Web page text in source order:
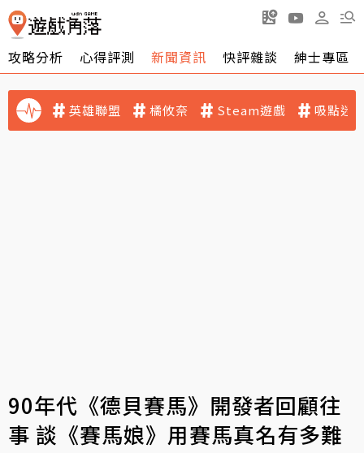
攻略分析 心得評測 新聞資訊 快評雜談 紳士專區
英雄聯盟 橘攸奈 Steam遊戲 吸點迷
90年代《德貝賽馬》開發者回顧往
事 談《賽馬娘》用賽馬真名有多難